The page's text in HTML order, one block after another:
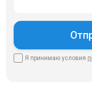
Я принимаю условия